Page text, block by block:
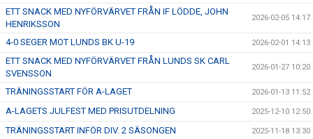
ETT SNACK MED NYFÖRVÄRVET FRÅN IF LÖDDE, JOHN
HENRIKSSON
2026-02-05 14:17
4-0 SEGER MOT LUNDS BK U-19 2026-02-01 14:13
ETT SNACK MED NYFÖRVÄRVET FRÅN LUNDS SK CARL
SVENSSON
2026-01-27 10:20
TRÄNINGSSTART FÖR A-LAGET 2026-01-13 11:52
A-LAGETS JULFEST MED PRISUTDELNING 2025-12-10 12:50
TRÄNINGSSTART INFÖR DIV. 2 SÄSONGEN 2025-11-18 13:30